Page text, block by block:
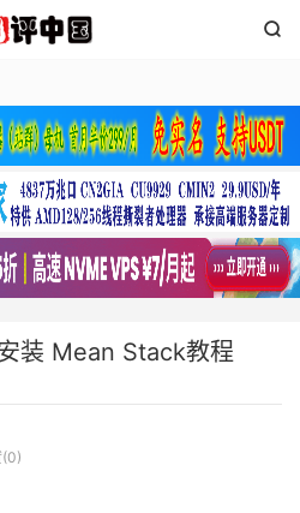

装 Mean Stack教程
(0)